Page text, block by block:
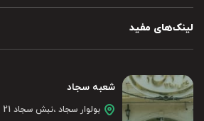
لینک‌های مفید
شعبه سجاد
بولوار سجاد ،نبش سجاد 21 (خیابان امین )